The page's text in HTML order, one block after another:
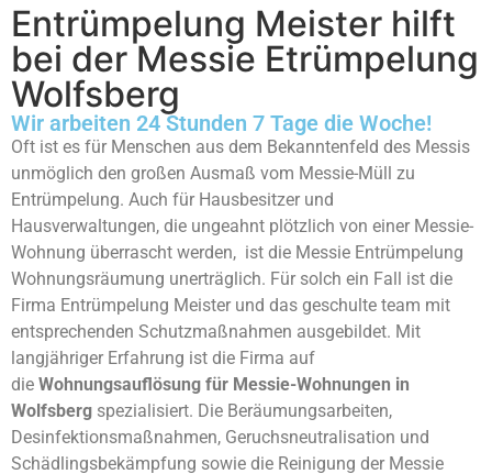
Entrümpelung Meister hilft
bei der Messie Etrümpelung
Wolfsberg
Wir arbeiten 24 Stunden 7 Tage die Woche!
Oft ist es für Menschen aus dem Bekanntenfeld des Messis
unmöglich den großen Ausmaß vom Messie-Müll zu
Entrümpelung. Auch für Hausbesitzer und
Hausverwaltungen, die ungeahnt plötzlich von einer Messie-
Wohnung überrascht werden, ist die Messie Entrümpelung
Wohnungsräumung unerträglich. Für solch ein Fall ist die
Firma Entrümpelung Meister und das geschulte team mit
entsprechenden Schutzmaßnahmen ausgebildet. Mit
langjähriger Erfahrung ist die Firma auf
die Wohnungsauflösung für Messie-Wohnungen in
Wolfsberg spezialisiert. Die Beräumungsarbeiten,
Desinfektionsmaßnahmen, Geruchsneutralisation und
Schädlingsbekämpfung sowie die Reinigung der Messie